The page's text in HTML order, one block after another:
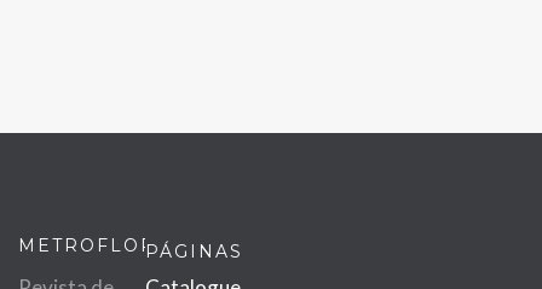
METROFLORPÁGINAS